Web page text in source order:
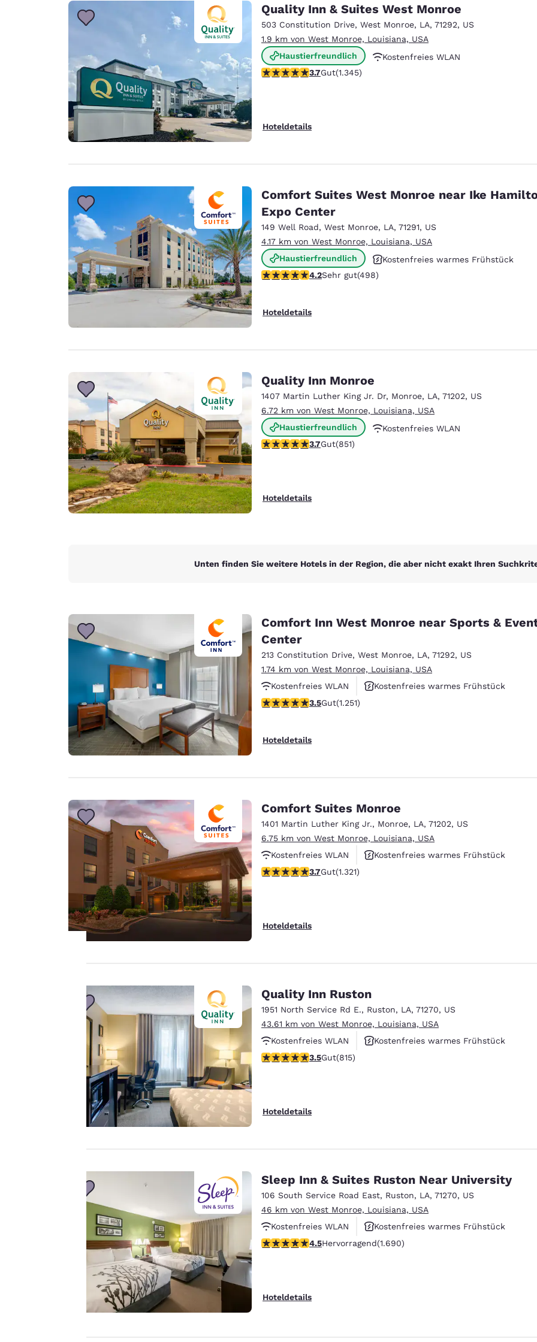
Español
Europa
Deutschland
Deutsch
Germany
Spain
English
Ireland
Asien-Pazifik
Australia
English
India
English
Quality Inn & Suites West Monroe
503 Constitution Drive, West Monroe, LA, 71292, US
1.9 km von West Monroe, Louisiana, USA
Haustierfreundlich
Kostenfreies WLAN
Kostenfreies warmes Frühstück
3.71-Sterne-Bewertung. Gut. 1345 Bewertungen
3.7Gut(1.345)
Hoteldetails
Comfort Suites West Monroe near Ike
Expo Center
149 Well Road, West Monroe, LA, 71291, US
4.17 km von West Monroe, Louisiana, USA
Haustierfreundlich
Kostenfreies warmes Frühstück
Rauchfrei
4.15-Sterne-Bewertung. Sehr gut. 498 Bewertungen
4.2Sehr gut(498)
Hoteldetails
Quality Inn Monroe
1407 Martin Luther King Jr. Dr, Monroe, LA, 71202, US
6.72 km von West Monroe, Louisiana, USA
Haustierfreundlich
Kostenfreies WLAN
Kostenfreies kontinentales Frühstück
3.71-Sterne-Bewertung. Gut. 851 Bewertungen
3.7Gut(851)
Hoteldetails
Unten finden Sie weitere Hotels in der Region, die aber nicht exakt Ihren
Comfort Inn West Monroe near Sports &
Center
213 Constitution Drive, West Monroe, LA, 71292, US
1.74 km von West Monroe, Louisiana, USA
Kostenfreies WLAN
Kostenfreies warmes Frühstück
Außenpool
3.55-Sterne-Bewertung. Gut. 1251 Bewertungen
3.5Gut(1.251)
Hoteldetails
Comfort Suites Monroe
1401 Martin Luther King Jr., Monroe, LA, 71202, US
6.75 km von West Monroe, Louisiana, USA
Kostenfreies WLAN
Kostenfreies warmes Frühstück
Außenpool
3.69-Sterne-Bewertung. Gut. 1321 Bewertungen
3.7Gut(1.321)
Hoteldetails
Quality Inn Ruston
1951 North Service Rd E., Ruston, LA, 71270, US
43.61 km von West Monroe, Louisiana, USA
Kostenfreies WLAN
Kostenfreies warmes Frühstück
Außenpool
3.52-Sterne-Bewertung. Gut. 815 Bewertungen
3.5Gut(815)
Hoteldetails
Sleep Inn & Suites Ruston Near University
106 South Service Road East, Ruston, LA, 71270, US
46 km von West Monroe, Louisiana, USA
Kostenfreies WLAN
Kostenfreies warmes Frühstück
Rauchfrei
4.49-Sterne-Bewertung. Hervorragend. 1690 Bewertungen
4.5Hervorragend(1.690)
Hoteldetails
Privatsphäre
ist uns
wichtig.
Unsere Website
verwendet Cookies,
einschließlich Cookies
personalisiertes Web-
Erlebnis zu bieten,
indem Werbung gemäß
Ihrer Vorlieben gesendet
wird. So können wir uns
an Ihre Angaben
erinnern, Ihnen
interessante Produkte
Alle Cookies akzeptieren Cookie-